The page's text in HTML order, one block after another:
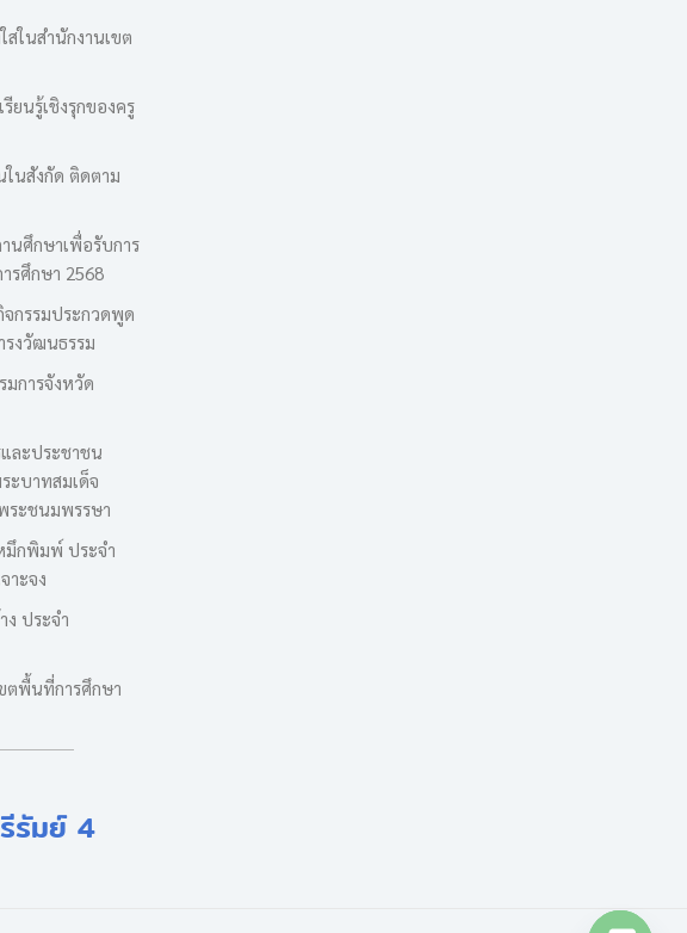
สในสำนักงานเขต
ยนรู้เชิงรุกของครู
ในสังกัด ติดตาม
นศึกษาเพื่อรับการ
ารศึกษา 2568
จกรรมประกวดพูด
งวัฒนธรรม
การจังหวัด
ละประชาชน
ะบาทสมเด็จ
ระชนมพรรษา
มึกพิมพ์ ประจำ
าะจง
ง ประจำ
ตพื้นที่การศึกษา
รัมย์ 4